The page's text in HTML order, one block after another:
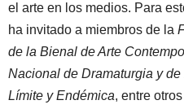
el arte en los medios. Para
ha invitado a miembros de la
de la Bienal de Arte
Nacional de Dramaturgia y
Límite y Endémica, entre